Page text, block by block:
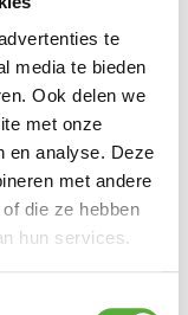
te
media te bieden
Ook delen we
met onze
en analyse. Deze
met andere
die ze hebben
hun services.
*
Shops